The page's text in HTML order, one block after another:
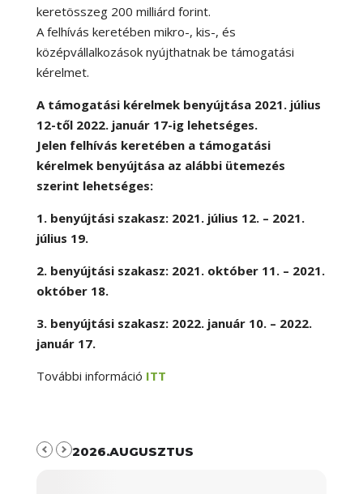
keretösszeg 200 milliárd forint.
A felhívás keretében mikro-, kis-, és
középvállalkozások nyújthatnak be támogatási
kérelmet.
A támogatási kérelmek benyújtása 2021. július
12-től 2022. január 17-ig lehetséges.
Jelen felhívás keretében a támogatási
kérelmek benyújtása az alábbi ütemezés
szerint lehetséges:
1. benyújtási szakasz: 2021. július 12. – 2021.
július 19.
2. benyújtási szakasz: 2021. október 11. – 2021.
október 18.
3. benyújtási szakasz: 2022. január 10. – 2022.
január 17.
További információ ITT
2026.AUGUSZTUS